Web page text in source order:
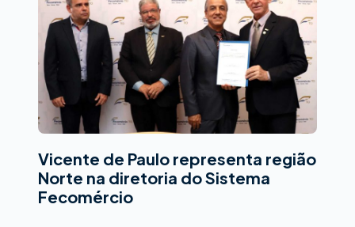
Vicente de Paulo representa região
Norte na diretoria do Sistema
Fecomércio